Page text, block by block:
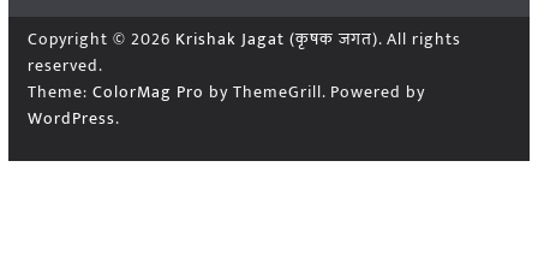
Copyright © 2026 Krishak Jagat (कृषक जगत). All rights
reserved.
Theme: ColorMag Pro by ThemeGrill. Powered by
WordPress.